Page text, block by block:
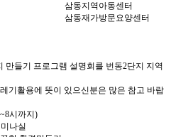
삼동지역아동센터
삼동재가방문요양센터
만들기 프로그램 설명회를 번동2단지 지역
기활용에 뜻이 있으신분은 많은 참고 바랍
시까지)
나실